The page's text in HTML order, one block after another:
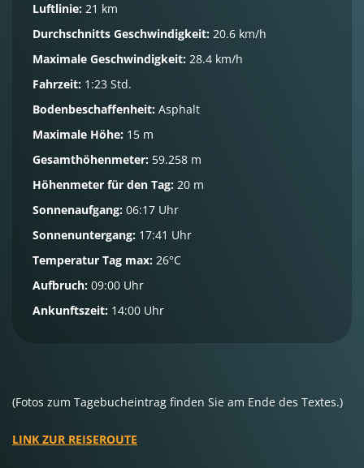
Luftlinie: 21 km
Durchschnitts Geschwindigkeit: 20.6 km/h
Maximale Geschwindigkeit: 28.4 km/h
Fahrzeit: 1:23 Std.
Bodenbeschaffenheit: Asphalt
Maximale Höhe: 15 m
Gesamthöhenmeter: 59.258 m
Höhenmeter für den Tag: 20 m
Sonnenaufgang: 06:17 Uhr
Sonnenuntergang: 17:41 Uhr
Temperatur Tag max: 26°C
Aufbruch: 09:00 Uhr
Ankunftszeit: 14:00 Uhr
(Fotos zum Tagebucheintrag finden Sie am Ende des Textes.)
LINK ZUR REISEROUTE